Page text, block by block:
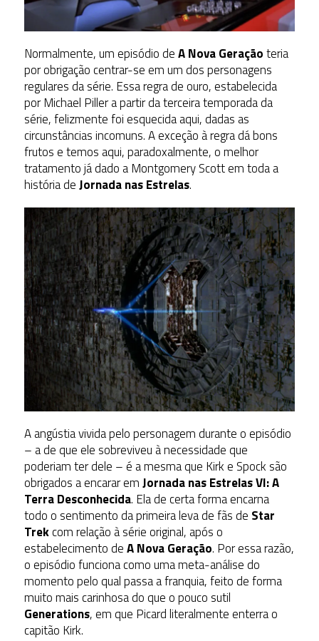
Normalmente, um episódio deA Nova Geraçãoteria
por obrigação centrar-se em um dos personagens
regulares da série. Essa regra de ouro, estabelecida
por Michael Piller a partir da terceira temporada da
série, felizmente foi esquecida aqui, dadas as
circunstâncias incomuns. A exceção à regra dá bons
frutos e temos aqui, paradoxalmente, o melhor
tratamento já dado a Montgomery Scott em toda a
história deJornada nas Estrelas.
A angústia vivida pelo personagem durante o episódio
– a de que ele sobreviveu à necessidade que
poderiam ter dele – é a mesma que Kirk e Spock são
obrigados a encarar emJornada nas Estrelas VI: A
Terra Desconhecida. Ela de certa forma encarna
todo o sentimento da primeira leva de fãs de Star
Trekcom relação à série original, após o
estabelecimento deA Nova Geração. Por essa razão,
o episódio funciona como uma meta-análise do
momento pelo qual passa a franquia, feito de forma
muito mais carinhosa do que o pouco sutil
Generations, em que Picard literalmente enterra o
capitão Kirk.